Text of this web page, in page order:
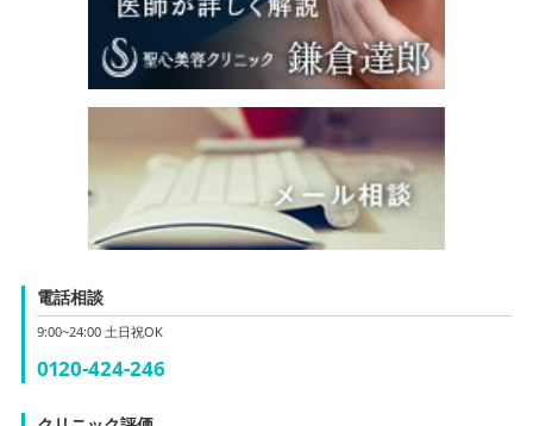
電話相談
9:00~24:00 土日祝OK
0120-424-246